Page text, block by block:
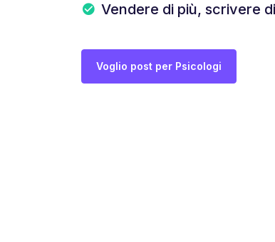
Vendere di più, scrivere
Voglio post per Psicologi